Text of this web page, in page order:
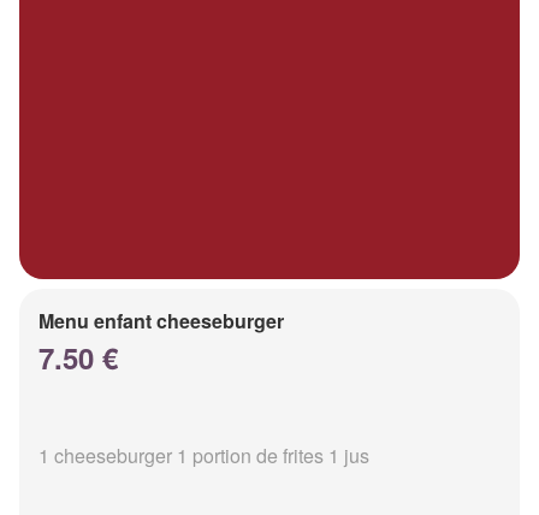
Menu enfant cheeseburger
7.50 €
1 cheeseburger 1 portion de frites 1 jus